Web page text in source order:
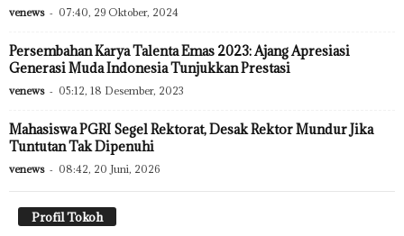
venews - 07:40, 29 Oktober, 2024
Persembahan Karya Talenta Emas 2023: Ajang Apresiasi
Generasi Muda Indonesia Tunjukkan Prestasi
venews - 05:12, 18 Desember, 2023
Mahasiswa PGRI Segel Rektorat, Desak Rektor Mundur Jika
Tuntutan Tak Dipenuhi
venews - 08:42, 20 Juni, 2026
Profil Tokoh